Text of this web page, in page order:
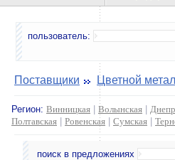
пользователь:
Поставщики Цветной
Регион: Винницкая Волынская
Полтавская
Ровенская Сумская
поиск в предложениях